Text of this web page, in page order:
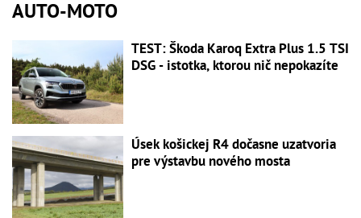
AUTO-MOTO
TEST: Škoda Karoq Extra Plus 1.5 TSI
DSG - istotka, ktorou nič nepokazíte
Úsek košickej R4 dočasne uzatvoria
pre výstavbu nového mosta